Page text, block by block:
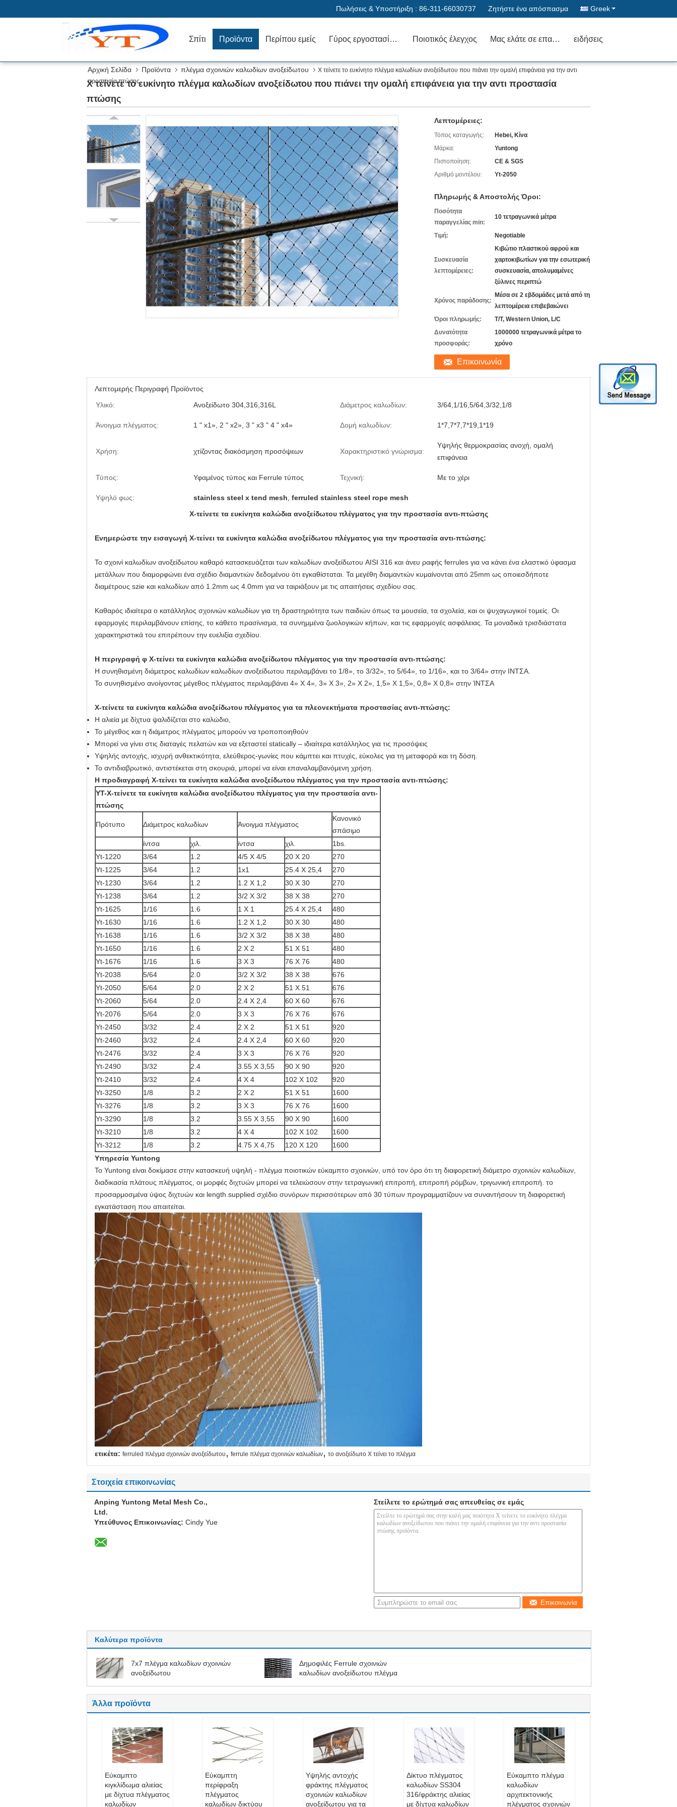
Πωλήσεις & Υποστήριξη : 86-311-66030737 Ζητήστε ένα απόσπασμα Greek
Σπίτι Προϊόντα Περίπου εμείς Γύρος εργοστασίων Ποιοτικός έλεγχος Μας ελάτε σε επαφή με ειδήσεις
Αρχική Σελίδα Προϊόντα πλέγμα σχοινιών καλωδίων ανοξείδωτου
Χ τείνετε το ευκίνητο πλέγμα καλωδίων ανοξείδωτου που πιάνει την ομαλή επιφάνεια για την αντι
προστασία πτώσης
Χ τείνετε το ευκίνητο πλέγμα καλωδίων ανοξείδωτου που πιάνει την ομαλή επιφάνεια για την αντι προστασία
πτώσης
Λεπτομέρειες:
Τόπος καταγωγής:
Hebei, Κίνα
Μάρκα:
Yuntong
Πιστοποίηση:
CE & SGS
Αριθμό μοντέλου:
Yt-2050
Πληρωμής & Αποστολής Όροι:
Ποσότητα
παραγγελίας min:
10 τετραγωνικά μέτρα
Τιμή: Negotiable
Συσκευασία
λεπτομέρειες:
Κιβώτιο πλαστικού αφρού και
χαρτοκιβωτίων για την εσωτερική
συσκευασία, απολυμαμένες
ξύλινες περιπτώ
Χρόνος παράδοσης:
Μέσα σε 2 εβδομάδες μετά από τη
λεπτομέρεια επιβεβαιώνει
Όροι πληρωμής:
T/T, Western Union, L/C
Δυνατότητα
προσφοράς:
1000000 τετραγωνικά μέτρα το
χρόνο
Επικοινωνία
Λεπτομερής Περιγραφή Προϊόντος
Υλικό:
Ανοξείδωτο 304,316,316L Διάμετρος καλωδίων: 3/64,1/16,5/64,3/32,1/8
Άνοιγμα πλέγματος: 1 " x1», 2 " x2», 3 " x3 " 4 " x4» Δομή καλωδίων: 1*7,7*7,7*19,1*19
Χρήση: χτίζοντας διακόσμηση προσόψεων Χαρακτηριστικό γνώρισμα:
Υψηλής θερμοκρασίας ανοχή, ομαλή
επιφάνεια
Τύπος: Υφαμένος τύπος και Ferrule τύπος Τεχνική: Με το χέρι
Υψηλό φως: stainless steel x tend mesh ferruled stainless steel rope mesh
Χ-τείνετε τα ευκίνητα καλώδια ανοξείδωτου πλέγματος για την προστασία αντι-πτώσης
Ενημερώστε την εισαγωγή Χ-τείνει τα ευκίνητα καλώδια ανοξείδωτου πλέγματος για την προστασία αντι-πτώσης:
Το σχοινί καλωδίων ανοξείδωτου καθαρό κατασκευάζεται των καλωδίων ανοξείδωτου AISI 316 και άνευ ραφής ferrules για να κάνει ένα ελαστικό ύφασμα
μετάλλων που διαμορφώνει ένα σχέδιο διαμαντιών δεδομένου ότι εγκαθίσταται. Τα μεγέθη διαμαντιών κυμαίνονται από 25mm ως οποιεσδήποτε
διαμέτρους szie και καλωδίων από 1.2mm ως 4.0mm για να ταιριάξουν με τις απαιτήσεις σχεδίου σας.
Καθαρός ιδιαίτερα ο κατάλληλος σχοινιών καλωδίων για τη δραστηριότητα των παιδιών όπως τα μουσεία, τα σχολεία, και οι ψυχαγωγικοί τομείς. Οι
εφαρμογές περιλαμβάνουν επίσης, το κάθετο πρασίνισμα, τα συνημμένα ζωολογικών κήπων, και τις εφαρμογές ασφάλειας. Τα μοναδικά τρισδιάστατα
χαρακτηριστικά του επιτρέπουν την ευελιξία σχεδίου.
Η περιγραφή φ Χ-τείνει τα ευκίνητα καλώδια ανοξείδωτου πλέγματος για την προστασία αντι-πτώσης:
Η συνηθισμένη διάμετρος καλωδίων καλωδίων ανοξείδωτου περιλαμβάνει το 1/8», το 3/32», το 5/64», το 1/16», και το 3/64» στην ΙΝΤΣΑ.
Το συνηθισμένο ανοίγοντας μέγεθος πλέγματος περιλαμβάνει 4» Χ 4», 3» Χ 3», 2» Χ 2», 1,5» Χ 1,5», 0,8» Χ 0,8» στην ΊΝΤΣΑ
Χ-τείνετε τα ευκίνητα καλώδια ανοξείδωτου πλέγματος για τα πλεονεκτήματα προστασίας αντι-πτώσης:
Η αλιεία με δίχτυα ψαλιδίζεται στο καλώδιο,
Το μέγεθος και η διάμετρος πλέγματος μπορούν να τροποποιηθούν
Μπορεί να γίνει στις διαταγές πελατών και να εξεταστεί statically – ιδιαίτερα κατάλληλος για τις προσόψεις
Υψηλής αντοχής, ισχυρή ανθεκτικότητα, ελεύθερος-γωνίες που κάμπτει και πτυχές, εύκολες για τη μεταφορά και τη δόση.
Το αντιδιαβρωτικό, αντιστέκεται στη σκουριά, μπορεί να είναι επαναλαμβανόμενη χρήση.
Η προδιαγραφή Χ-τείνει τα ευκίνητα καλώδια ανοξείδωτου πλέγματος για την προστασία αντι-πτώσης:
YT-Χ-τείνετε τα ευκίνητα καλώδια ανοξείδωτου πλέγματος για την προστασία αντι-
πτώσης
Πρότυπο Διάμετρος καλωδίων Άνοιγμα πλέγματος
Κανονικό
σπάσιμο
ίντσα
χιλ. ίντσα χιλ.
1bs.
Yt-1220
3/64 1.2 4/5 X 4/5 20 X 20
270
Yt-1225
3/64 1.2 1x1 25.4 X 25,4
270
Yt-1230
3/64 1.2 1.2 X 1,2 30 X 30
270
Yt-1238
3/64 1.2 3/2 X 3/2 38 X 38
270
Yt-1625
1/16 1.6 1 X 1 25.4 X 25,4
480
Yt-1630
1/16 1.6 1.2 X 1,2 30 X 30
480
Yt-1638
1/16 1.6 3/2 X 3/2 38 X 38
480
Yt-1650
1/16 1.6 2 X 2 51 X 51
480
Yt-1676
1/16 1.6 3 X 3 76 X 76
480
Yt-2038
5/64 2.0 3/2 X 3/2 38 X 38
676
Yt-2050
5/64 2.0 2 X 2 51 X 51
676
Yt-2060
5/64 2.0 2.4 X 2,4 60 X 60
676
Yt-2076
5/64 2.0 3 X 3 76 X 76
676
Yt-2450
3/32 2.4 2 X 2 51 X 51
920
Yt-2460
3/32 2.4 2.4 X 2,4 60 X 60
920
Yt-2476
3/32 2.4 3 X 3 76 X 76
920
Yt-2490
3/32 2.4 3.55 X 3,55 90 X 90
920
Yt-2410
3/32 2.4 4 X 4 102 X 102
920
Yt-3250
1/8 3.2 2 X 2 51 X 51
1600
Yt-3276
1/8 3.2 3 X 3 76 X 76
1600
Yt-3290
1/8 3.2 3.55 X 3,55 90 X 90
1600
Yt-3210
1/8 3.2 4 X 4 102 X 102
1600
Yt-3212
1/8 3.2 4.75 X 4,75 120 X 120
1600
Υπηρεσία Yuntong
Το Yuntong είναι δοκίμασε στην κατασκευή υψηλή - πλέγμα ποιοτικών εύκαμπτο σχοινιών, υπό τον όρο ότι τη διαφορετική διάμετρο σχοινιών καλωδίων,
διαδικασία πλάτους πλέγματος, οι μορφές διχτυών μπορεί να τελειώσουν στην τετραγωνική επιτροπή, επιτροπή ρόμβων, τριγωνική επιτροπή. το
προσαρμοσμένα ύψος διχτυών και length.supplied σχέδιο συνόρων περισσότερων από 30 τύπων προγραμματίζουν να συναντήσουν τη διαφορετική
εγκατάσταση που απαιτείται.
ετικέτα: ferruled πλέγμα σχοινιών ανοξείδωτου , ferrule πλέγμα σχοινιών καλωδίων, το ανοξείδωτο Χ τείνει το πλέγμα
Στοιχεία επικοινωνίας
Anping Yuntong Metal Mesh Co.,
Ltd.
Υπεύθυνος Επικοινωνίας: Cindy Yue
Στείλετε το ερώτημά σας απευθείας σε εμάς
Επικοινωνία
Καλύτερα προϊόντα
7x7 πλέγμα καλωδίων σχοινιών
ανοξείδωτου
Δημοφιλές Ferrule σχοινιών
καλωδίων ανοξείδωτου πλέγμα
Άλλα προϊόντα
Εύκαμπτο
κιγκλίδωμα αλιείας
με δίχτυα πλέγματος
καλωδίων
Εύκαμπτη
περίφραξη
πλέγματος
καλωδίων δικτύου
Υψηλής αντοχής
φράκτης πλέγματος
σχοινιών καλωδίων
ανοξείδωτου για τα
Δίκτυο πλέγματος
καλωδίων SS304
316/φράκτης αλιείας
με δίχτυα καλωδίων
Εύκαμπτο πλέγμα
καλωδίων
αρχιτεκτονικής
πλέγματος σχοινιών